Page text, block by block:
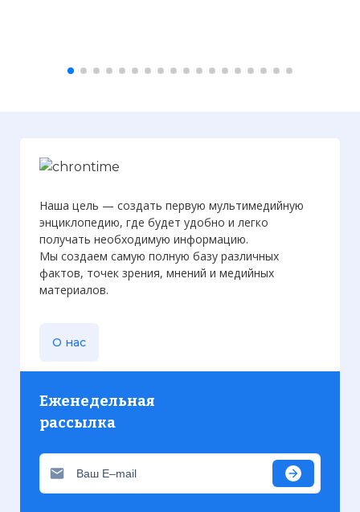
☓
праздничную мессу в первый день
Мэриленда, 25 марта, 1634.
Наша цель — создать первую мультимедийную
энциклопедию, где будет удобно и легко
получать необходимую информацию.
Мы создаем самую полную базу различных
фактов, точек зрения, мнений и медийных
материалов.
О нас
Еженедельная
рассылка